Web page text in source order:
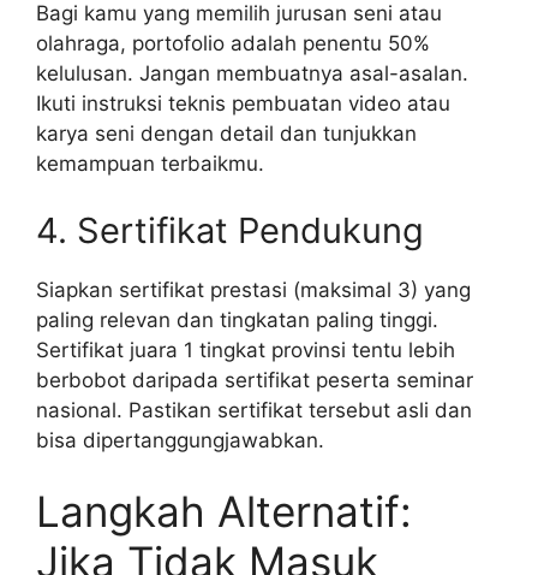
Bagi kamu yang memilih jurusan seni atau
olahraga, portofolio adalah penentu 50%
kelulusan. Jangan membuatnya asal-asalan.
Ikuti instruksi teknis pembuatan video atau
karya seni dengan detail dan tunjukkan
kemampuan terbaikmu.
4. Sertifikat Pendukung
Siapkan sertifikat prestasi (maksimal 3) yang
paling relevan dan tingkatan paling tinggi.
Sertifikat juara 1 tingkat provinsi tentu lebih
berbobot daripada sertifikat peserta seminar
nasional. Pastikan sertifikat tersebut asli dan
bisa dipertanggungjawabkan.
Langkah Alternatif:
Jika Tidak Masuk